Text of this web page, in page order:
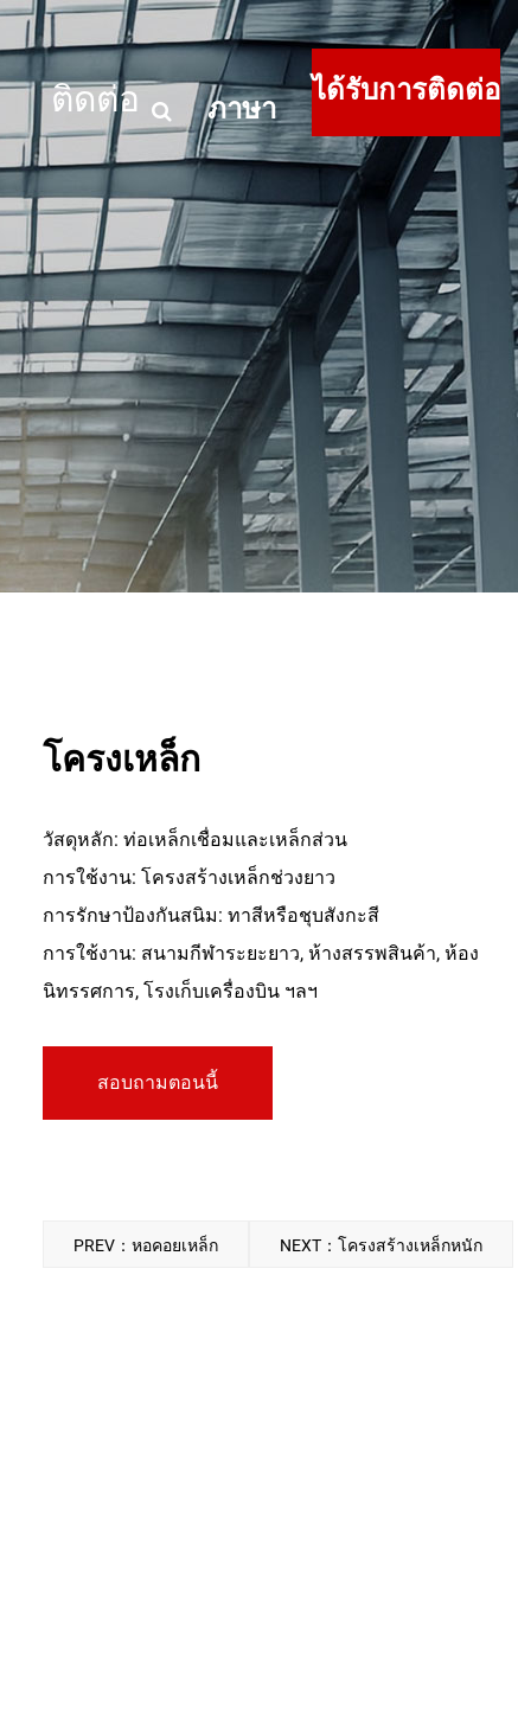
ติดต่อ ภาษา ได้รับการติดต่อ
โครงเหล็ก
วัสดุหลัก: ท่อเหล็กเชื่อมและเหล็กส่วน
การใช้งาน: โครงสร้างเหล็กช่วงยาว
การรักษาป้องกันสนิม: ทาสีหรือชุบสังกะสี
การใช้งาน: สนามกีฬาระยะยาว, ห้างสรรพสินค้า, ห้อง
นิทรรศการ, โรงเก็บเครื่องบิน ฯลฯ
สอบถามตอนนี้
PREV：หอคอยเหล็ก NEXT：โครงสร้างเหล็กหนัก